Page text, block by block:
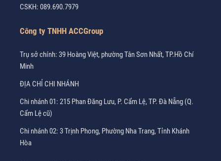
CSKH: 089.690.7979
Công ty TNHH ACCGroup
Trụ sở chính: 39 Hoàng Việt, phường Tân Sơn Nhất, TP.Hồ Chí
Minh
ĐỊA CHỈ CHI NHÁNH
Chi nhánh 01: 215 Phan Đăng Lưu, P. Cẩm Lệ, TP. Đà Nẵng (Q.
Cẩm Lệ cũ)
Chi nhánh 02: 3 Trịnh Phong, Phường Nha Trang, Tỉnh Khánh
Hòa